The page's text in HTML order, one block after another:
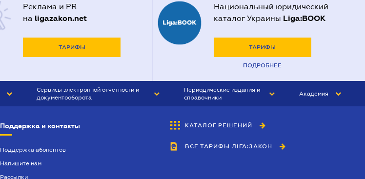
Реклама и PR
на ligazakon.net
ТАРИФЫ
Национальный юридический
каталог Украины Liga:BOOK
ТАРИФЫ
ПОДРОБНЕЕ
Сервисы электронной отчетности и
документооборота
Периодические издания и
справочники
БУХГАЛТЕР&ЗАКОН
ВЕСТНИК МСФО
Академия
Поддержка и контакты
Поддержка абонентов
Напишите нам
Рассылки
КАТАЛОГ РЕШЕНИЙ
ВСЕ ТАРИФЫ ЛІГА:ЗАКОН